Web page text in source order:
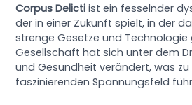
Corpus Delicti ist ein fesselnder
der in einer Zukunft spielt, in der
strenge Gesetze und Technologie
Gesellschaft hat sich unter dem
und Gesundheit verändert, was zu
faszinierenden Spannungsfeld